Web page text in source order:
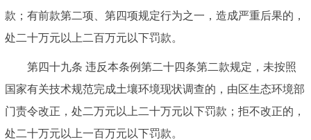
款；有前款第二项、第四项规定行为之一，造成严重后果的，
处二十万元以上二百万元以下罚款。
第四十九条 违反本条例第二十四条第二款规定，未按照
国家有关技术规范完成土壤环境现状调查的，由区生态环境部
门责令改正，处二万元以上二十万元以下罚款；拒不改正的，
处二十万元以上一百万元以下罚款。